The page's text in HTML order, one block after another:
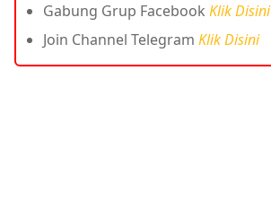
Gabung Grup Facebook Klik Disini
Join Channel Telegram Klik Disini